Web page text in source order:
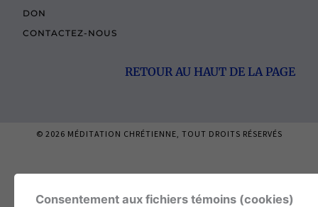
DON
CONTACTEZ-NOUS
RETOUR AU HAUT DE LA PAGE
© 2026 MÉDITATION CHRÉTIENNE, TOUT DROITS RÉSERVÉS
Consentement aux fichiers témoins (cookies)